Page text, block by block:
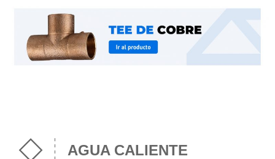
AGUA CALIENTE